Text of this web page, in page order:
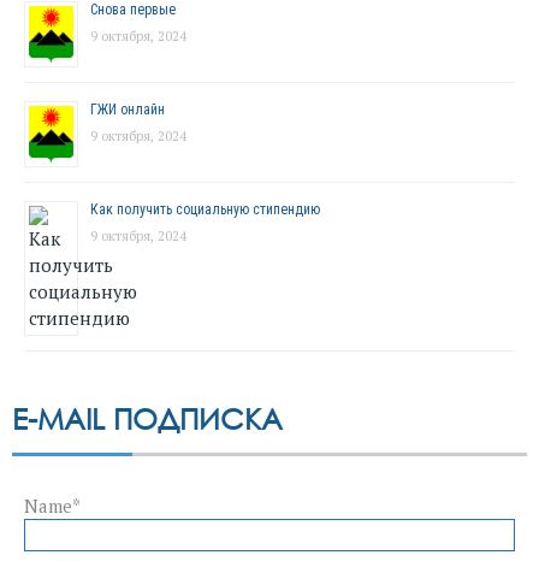
Снова первые
9 октября, 2024
ГЖИ онлайн
9 октября, 2024
Как получить социальную стипендию
9 октября, 2024
E-MAIL ПОДПИСКА
Name*